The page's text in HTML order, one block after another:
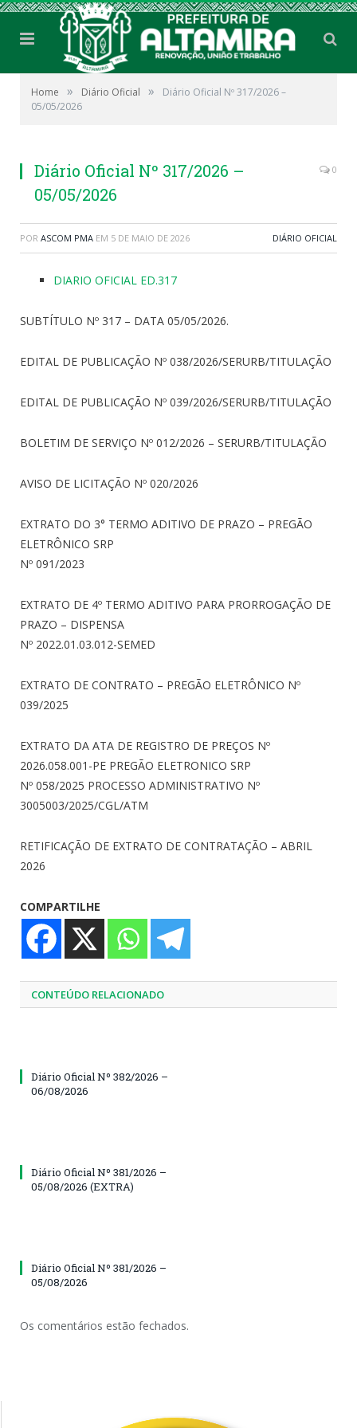
Home » Diário Oficial »
Diário Oficial Nº 317/2026 –
05/05/2026
Diário Oficial Nº 317/2026 –
05/05/2026
0
POR ASCOM PMA EM 5 DE MAIO DE 2026 DIÁRIO OFICIAL
DIARIO OFICIAL ED.317
SUBTÍTULO Nº 317 – DATA 05/05/2026.
EDITAL DE PUBLICAÇÃO Nº 038/2026/SERURB/TITULAÇÃO
EDITAL DE PUBLICAÇÃO Nº 039/2026/SERURB/TITULAÇÃO
BOLETIM DE SERVIÇO Nº 012/2026 – SERURB/TITULAÇÃO
AVISO DE LICITAÇÃO Nº 020/2026
EXTRATO DO 3° TERMO ADITIVO DE PRAZO – PREGÃO
ELETRÔNICO SRP
Nº 091/2023
EXTRATO DE 4º TERMO ADITIVO PARA PRORROGAÇÃO DE
PRAZO – DISPENSA
Nº 2022.01.03.012-SEMED
EXTRATO DE CONTRATO – PREGÃO ELETRÔNICO Nº
039/2025
EXTRATO DA ATA DE REGISTRO DE PREÇOS Nº
2026.058.001-PE PREGÃO ELETRONICO SRP
Nº 058/2025 PROCESSO ADMINISTRATIVO Nº
3005003/2025/CGL/ATM
RETIFICAÇÃO DE EXTRATO DE CONTRATAÇÃO – ABRIL
2026
COMPARTILHE
CONTEÚDO RELACIONADO
Diário Oficial Nº 382/2026 –
06/08/2026
Diário Oficial Nº 381/2026 –
05/08/2026 (EXTRA)
Diário Oficial Nº 381/2026 –
05/08/2026
Os comentários estão fechados.